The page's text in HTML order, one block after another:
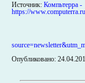
Источник: Компьтерра -
https://
Опубликовано: